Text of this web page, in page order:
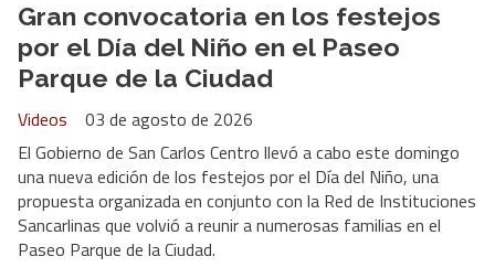
Gran convocatoria en los festejos
por el Día del Niño en el Paseo
Parque de la Ciudad
Videos
03 de agosto de 2026
El Gobierno de San Carlos Centro llevó a cabo este domingo
una nueva edición de los festejos por el Día del Niño, una
propuesta organizada en conjunto con la Red de Instituciones
Sancarlinas que volvió a reunir a numerosas familias en el
Paseo Parque de la Ciudad.